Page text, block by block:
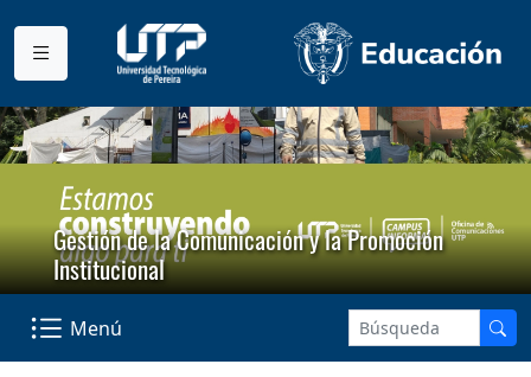
Gestión de la Comunicación y la Promoción
Institucional
Menú